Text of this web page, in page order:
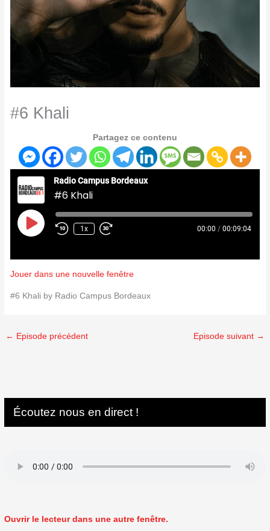
#6 Khali
Partagez ce contenu
Radio Campus Bordeaux
#6 Khali
Play
Episode
1x 00:00 / 00:09:04
Jouer dans une nouvelle fenêtre
#6 Khali by Radio Campus Bordeaux
← Episode précédent Episode suivant →
Écoutez nous en direct !
Ouvrir le lecteur dans une autre fenêtre.